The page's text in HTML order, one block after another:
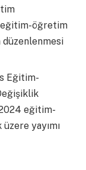
öğretim
düzenlenmesi
Eğitim-
eğitim-
yayımı